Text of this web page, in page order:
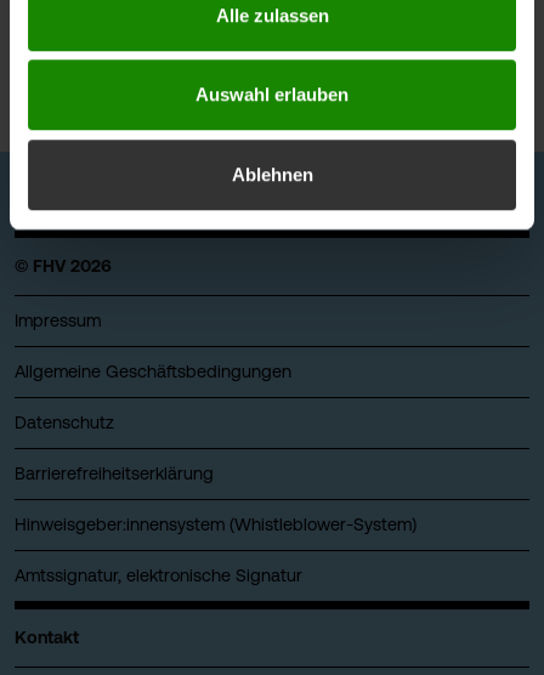
Alle zulassen
Auswahl erlauben
Ablehnen
© FHV 2026
Impressum
Allgemeine Geschäftsbedingungen
Datenschutz
Barrierefreiheitserklärung
Hinweisgeber:innensystem (Whistleblower-System)
Amtssignatur, elektronische Signatur
Kontakt